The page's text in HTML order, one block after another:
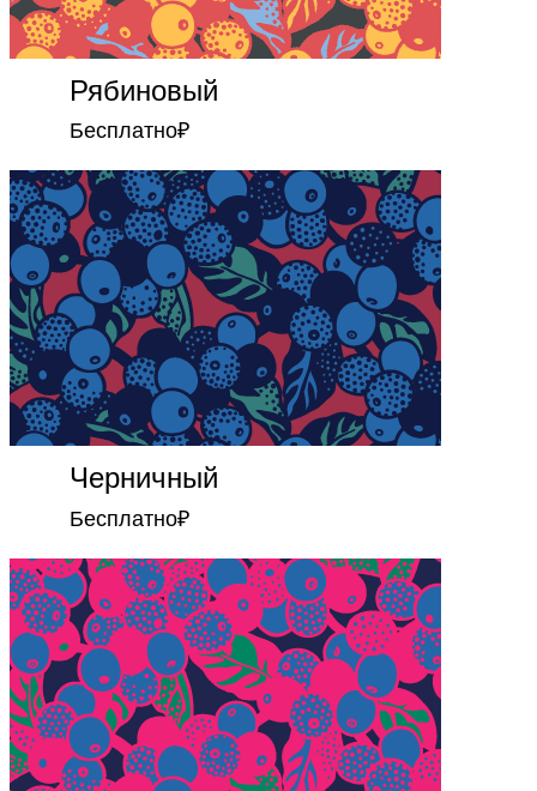
Рябиновый
Бесплатно₽
Черничный
Бесплатно₽